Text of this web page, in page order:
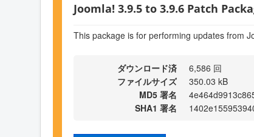
Joomla! 3.9.5 to 3.9.6 Patch
This package is for performing updates from
ダウンロード済
6,586 回
ファイルサイズ
350.03 kB
MD5 署名
SHA1 署名